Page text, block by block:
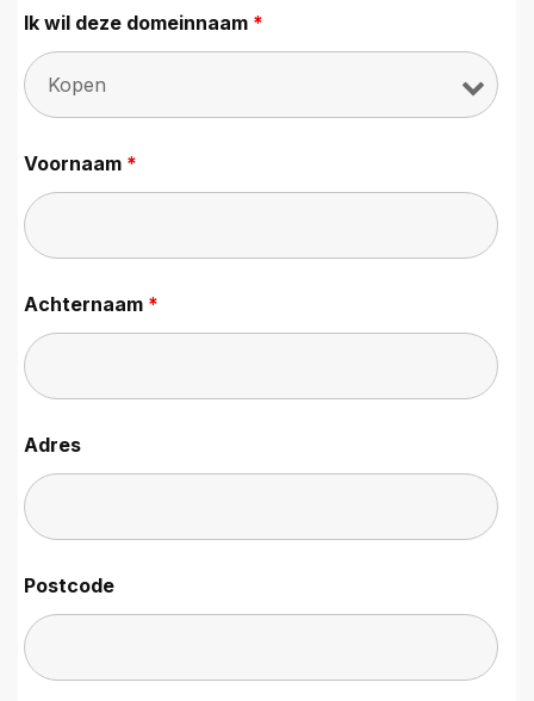
Ik wil deze domeinnaam *
Voornaam *
Achternaam *
Adres
Postcode